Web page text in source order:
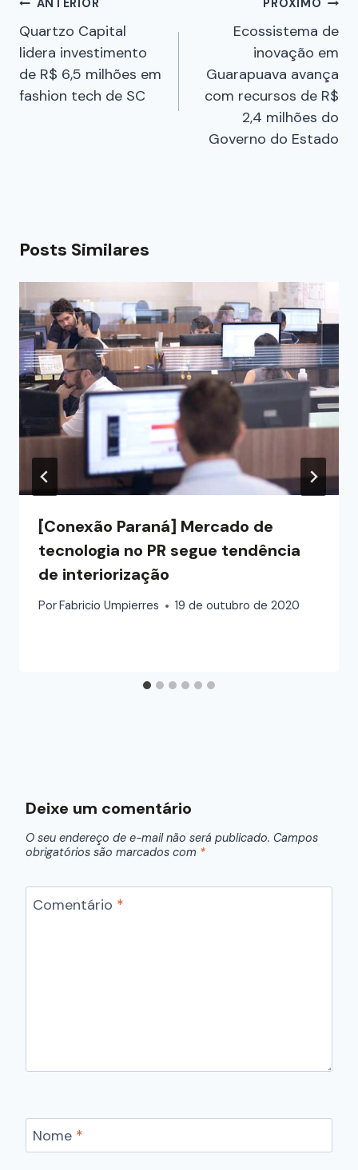
ANTERIOR
Quartzo Capital
lidera investimento
de R$ 6,5 milhões em
fashion tech de SC
PRÓXIMO
Ecossistema de
inovação em
Guarapuava avança
com recursos de R$
2,4 milhões do
Governo do Estado
Posts Similares
[Conexão Paraná] Mercado de
tecnologia no PR segue tendência
de interiorização
Por Fabricio Umpierres 19 de outubro de 2020
Deixe um comentário
O seu endereço de e-mail não será publicado. Campos
obrigatórios são marcados com *
Comentário *
Nome *